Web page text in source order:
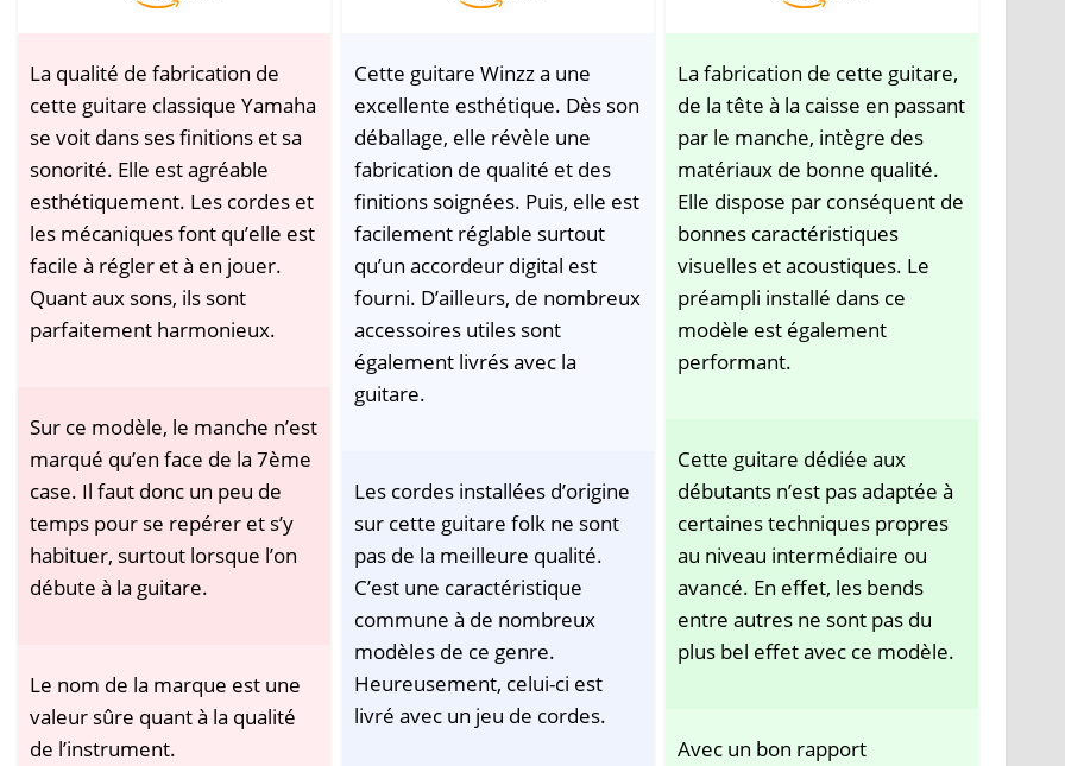
La qualité de fabrication de
cette guitare classique Yamaha
se voit dans ses finitions et sa
sonorité. Elle est agréable
esthétiquement. Les cordes et
les mécaniques font qu’elle est
facile à régler et à en jouer.
Quant aux sons, ils sont
parfaitement harmonieux.
Sur ce modèle, le manche n’est
marqué qu’en face de la 7ème
case. Il faut donc un peu de
temps pour se repérer et s’y
habituer, surtout lorsque l’on
débute à la guitare.
Le nom de la marque est une
valeur sûre quant à la qualité
de l’instrument.
Cette guitare Winzz a une
excellente esthétique. Dès son
déballage, elle révèle une
fabrication de qualité et des
finitions soignées. Puis, elle est
facilement réglable surtout
qu’un accordeur digital est
fourni. D’ailleurs, de nombreux
accessoires utiles sont
également livrés avec la
guitare.
Les cordes installées d’origine
sur cette guitare folk ne sont
pas de la meilleure qualité.
C’est une caractéristique
commune à de nombreux
modèles de ce genre.
Heureusement, celui-ci est
livré avec un jeu de cordes.
La fabrication de cette guitare,
de la tête à la caisse en passant
par le manche, intègre des
matériaux de bonne qualité.
Elle dispose par conséquent de
bonnes caractéristiques
visuelles et acoustiques. Le
préampli installé dans ce
modèle est également
performant.
Cette guitare dédiée aux
débutants n’est pas adaptée à
certaines techniques propres
au niveau intermédiaire ou
avancé. En effet, les bends
entre autres ne sont pas du
plus bel effet avec ce modèle.
Avec un bon rapport